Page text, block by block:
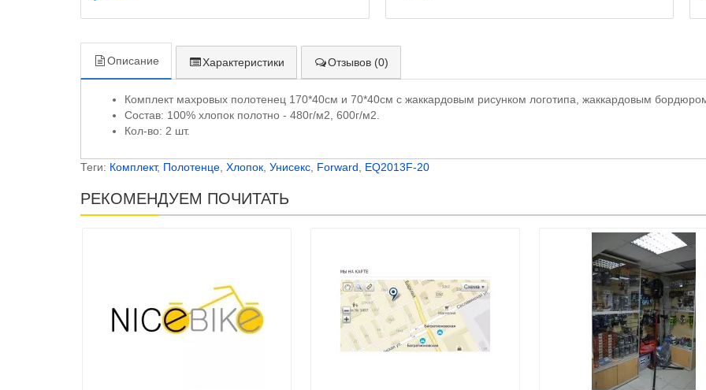
Описание Характеристики Отзывов (0)
Комплект махровых полотенец 170*40см и 70*40см с жаккардовым рисунком логотипа, жаккардовым
Состав: 100% хлопок полотно - 480г/м2, 600г/м2.
Кол-во: 2 шт.
Теги: Комплект, Полотенце Хлопок Унисекс Forward EQ2013F-20
РЕКОМЕНДУЕМ ПОЧИТАТЬ